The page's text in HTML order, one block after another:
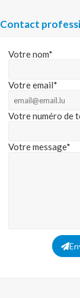
Contact
Votre nom*
Votre email*
Votre numéro de
Votre message*